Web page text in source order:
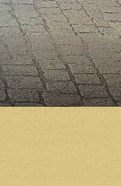
Пост – это
поститься и
митрополит